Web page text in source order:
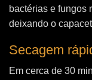
bactérias e fungos
deixando o
Secagem
Em cerca de 30